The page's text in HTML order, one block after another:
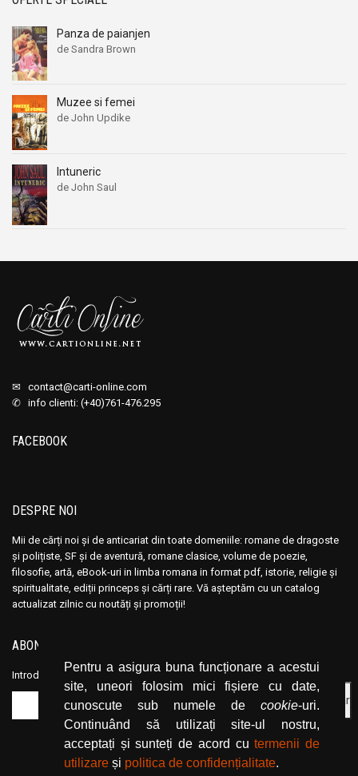
Pentru a asigura buna funcționare a acestui
site, uneori folosim mici fișiere cu date,
cunoscute sub numele de cookie-uri.
Continuând să utilizați site-ul nostru,
acceptați și sunteți de acord cutermenii de
utilizare și politica de confidențialitate.
Panza de paianjen
de Sandra Brown
Muzee si femei
de John Updike
Intuneric
de John Saul
✉ contact@carti-online.com
✆ info clienti: (+40)761-476.295
FACEBOOK
DESPRE NOI
Mii de cărți noi și de anticariat din toate domeniile: romane de dragoste
și polițiste, SF și de aventură, romane clasice, volume de poezie,
filosofie, artă, eBook-uri in limba romana in format pdf, istorie, religie și
spiritualitate, ediții princeps și cărți rare. Vă așteptăm cu un catalog
actualizat zilnic cu noutăți și promoții!
ABONEAZĂ-TE LA NEWSLETTER
Introduceți adresa dvs. de email și dați click pe butonul de abonare.